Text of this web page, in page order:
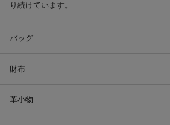
り続けています。
バッグ
財布
革小物